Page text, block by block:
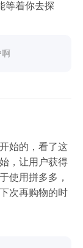
等着你去探
啊
始的，看了这
，让用户获得
使用拼多多，
次再购物的时